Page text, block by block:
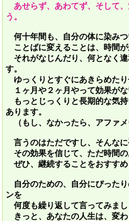
あせらず、あわてず、そして
う。
何十年間も、自分の体に染み
ことばに変えることは、時間
それがなじんだり、何となく
す。
ゆっくりとすぐにあきらめた
１ヶ月や２ヶ月やって効果が
もっとじっくりと長期的な気
あります。
（もし、なかったら、アファ
言うのはただですし、そんな
その効果を信じて、ただ時間
ぜひ、継続することをおすす
自分のための、自分にぴった
ンを
何度も繰り返して言ってみま
きっと、あなたの人生は、変